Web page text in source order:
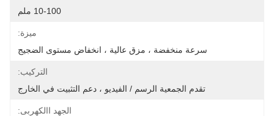
10-100 ملم
ميزة:
سرعة منخفضة ، مزق عالية ، انخفاض مستوى الضجيج
التركيب:
تقدم الجمعية الرسم / الفيديو ، دعم التثبيت في الخارج
الجهد االكهربى: